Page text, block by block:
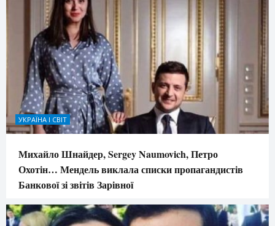
УКРАЇНА І СВІТ
Михайло Шнайдер, Sergey Naumovich, Петро
Охотін… Мендель виклала списки пропагандистів
Банкової зі звітів Зарівної